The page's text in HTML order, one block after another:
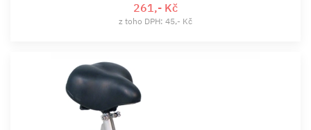
261,- Kč
z toho DPH: 45,- Kč